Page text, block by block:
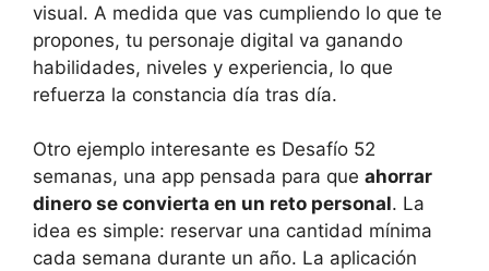
visual. A medida que vas cumpliendo lo que te
propones, tu personaje digital va ganando
habilidades, niveles y experiencia, lo que
refuerza la constancia día tras día.
Otro ejemplo interesante es Desafío 52
semanas, una app pensada para que ahorrar
dinero se convierta en un reto personal. La
idea es simple: reservar una cantidad mínima
cada semana durante un año. La aplicación